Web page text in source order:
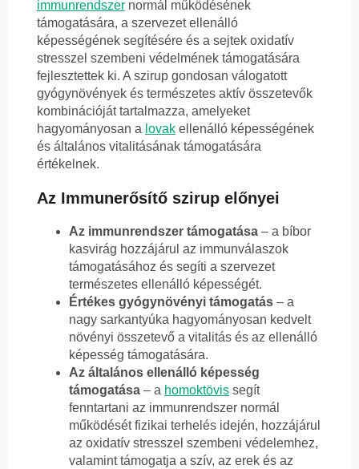
immunrendszer normál működésének
támogatására, a szervezet ellenálló
képességének segítésére és a sejtek oxidatív
stresszel szembeni védelmének támogatására
fejlesztettek ki. A szirup gondosan válogatott
gyógynövények és természetes aktív összetevők
kombinációját tartalmazza, amelyeket
hagyományosan a lovak ellenálló képességének
és általános vitalitásának támogatására
értékelnek.
Az Immunerősítő szirup előnyei
Az immunrendszer támogatása – a bíbor
kasvirág hozzájárul az immunválaszok
támogatásához és segíti a szervezet
természetes ellenálló képességét.
Értékes gyógynövényi támogatás – a
nagy sarkantyúka hagyományosan kedvelt
növényi összetevő a vitalitás és az ellenálló
képesség támogatására.
Az általános ellenálló képesség
támogatása – a homoktövis segít
fenntartani az immunrendszer normál
működését fizikai terhelés idején, hozzájárul
az oxidatív stresszel szembeni védelemhez,
valamint támogatja a szív, az erek és az